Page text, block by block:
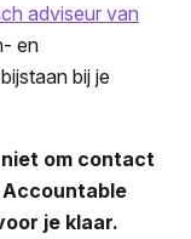
adviseur van
en
bij je
om contact
je klaar.